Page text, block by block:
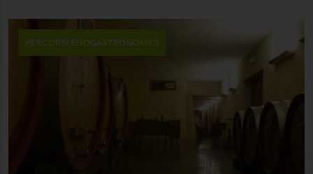
PERCORSI ENOGASTRONOMICI